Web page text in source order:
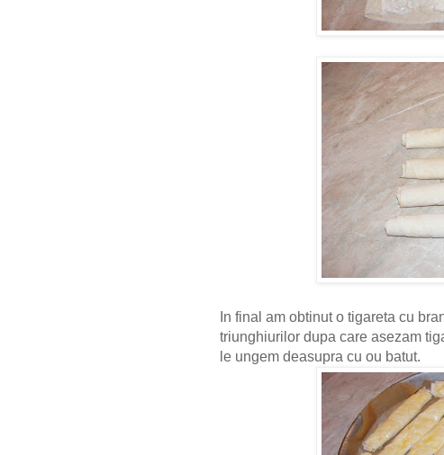
In final am obtinut o tigareta cu
triunghiurilor dupa care asezam
le ungem deasupra cu ou batut.